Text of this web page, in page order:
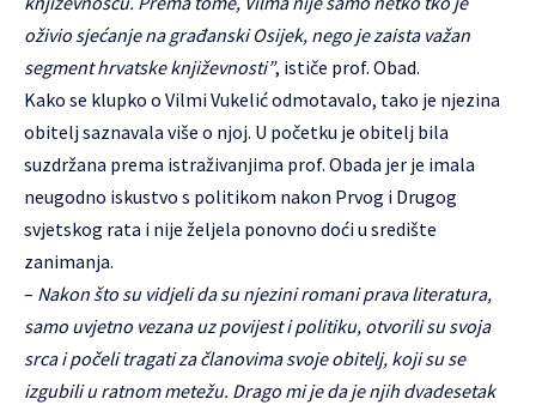
oživio sjećanje na građanski Osijek, nego je zaista važan
segment hrvatske književnosti”, ističe prof. Obad.
Kako se klupko o Vilmi Vukelić odmotavalo, tako je njezina
obitelj saznavala više o njoj. U početku je obitelj bila
suzdržana prema istraživanjima prof. Obada jer je imala
neugodno iskustvo s politikom nakon Prvog i Drugog
svjetskog rata i nije željela ponovno doći u središte
zanimanja.
– Nakon što su vidjeli da su njezini romani prava literatura,
samo uvjetno vezana uz povijest i politiku, otvorili su svoja
srca i počeli tragati za članovima svoje obitelj, koji su se
izgubili u ratnom metežu. Drago mi je da je njih dvadesetak